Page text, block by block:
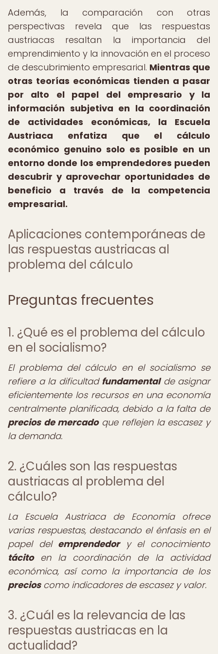
Además, la comparación con otras
perspectivas revela que las respuestas
austriacas resaltan la importancia del
emprendimiento y la innovación en el proceso
de descubrimiento empresarial. Mientras que
otras teorías económicas tienden a pasar
por alto el papel del empresario y la
información subjetiva en la coordinación
de actividades económicas, la Escuela
Austriaca enfatiza que el cálculo
económico genuino solo es posible en un
entorno donde los emprendedores pueden
descubrir y aprovechar oportunidades de
beneficio a través de la competencia
empresarial.
Aplicaciones contemporáneas de
las respuestas austriacas al
problema del cálculo
Preguntas frecuentes
1. ¿Qué es el problema del cálculo
en el socialismo?
El problema del cálculo en el socialismo se
refiere a la dificultad fundamentalde asignar
eficientemente los recursos en una economía
centralmente planificada, debido a la falta de
precios de mercadoque reflejen la escasez y
la demanda.
2. ¿Cuáles son las respuestas
austriacas al problema del
cálculo?
La Escuela Austriaca de Economía ofrece
varias respuestas, destacando el énfasis en el
papel del emprendedory el conocimiento
tácitoen la coordinación de la actividad
económica, así como la importancia de los
precioscomo indicadores de escasez y valor.
3. ¿Cuál es la relevancia de las
respuestas austriacas en la
actualidad?